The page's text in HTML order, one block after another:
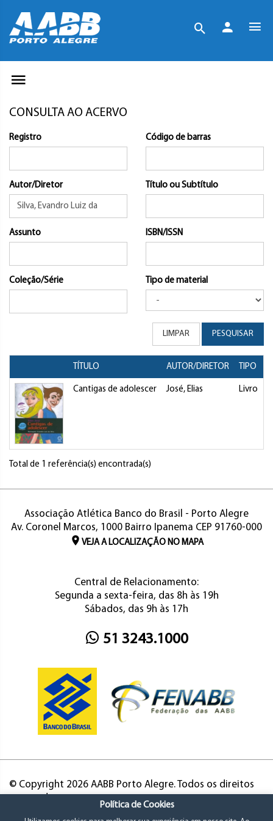
CONSULTA AO ACERVO
Registro Código de barras
Autor/Diretor Título ou Subtítulo
Assunto ISBN/ISSN
Coleção/Série Tipo de material
LIMPAR PESQUISAR
TÍTULO AUTOR/DIRETOR TIPO
Cantigas de adolescer José, Elias Livro
Total de 1 referência(s) encontrada(s)
Associação Atlética Banco do Brasil - Porto Alegre
Av. Coronel Marcos, 1000 Bairro Ipanema CEP 91760-000
VEJA A LOCALIZAÇÃO NO MAPA
Central de Relacionamento:
Segunda a sexta-feira, das 8h às 19h
Sábados, das 9h às 17h
51 3243.1000
© Copyright 2026 AABB Porto Alegre. Todos os direitos
Política de Cookies